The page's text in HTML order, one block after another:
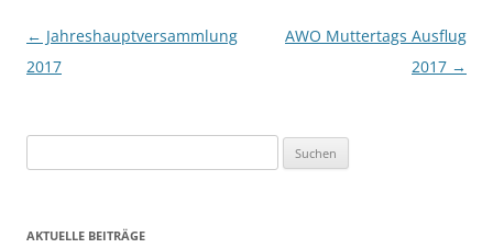
Beitragsnavigation
← Jahreshauptversammlung
2017
AWO Muttertags Ausflug
2017 →
u
h
AKTUELLE BEITRÄGE